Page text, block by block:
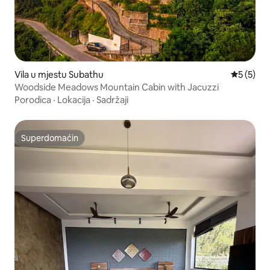
Vila u mjestu Subathu
5 (5)
Woodside Meadows Mountain Cabin with Jacuzzi
Porodica · Lokacija · Sadržaji
Superdomaćin
Superdomaćin